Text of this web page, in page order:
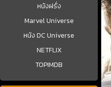
หนังฝรั่ง
Marvel Universe
หนัง DC Universe
NETFLIX
TOPIMDB